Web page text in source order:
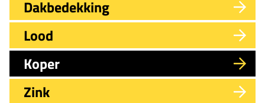
Dakbedekking
Lood
Koper
Zink